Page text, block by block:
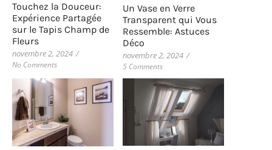
Touchez la Douceur:
Expérience Partagée
sur le Tapis Champ de
Fleurs
novembre 2, 2024 /
No Comments
Un Vase en Verre
Transparent qui Vous
Ressemble: Astuces
Déco
novembre 2, 2024 /
5 Comments